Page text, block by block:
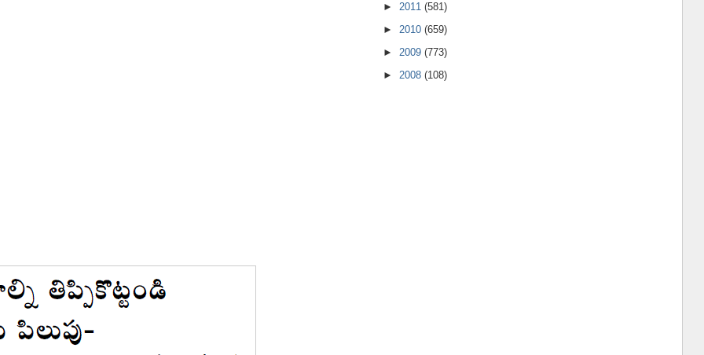
► 2011 (581)
► 2010 (659)
► 2009 (773)
► 2008 (108)